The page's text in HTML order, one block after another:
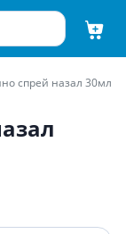
спрей назал 30мл